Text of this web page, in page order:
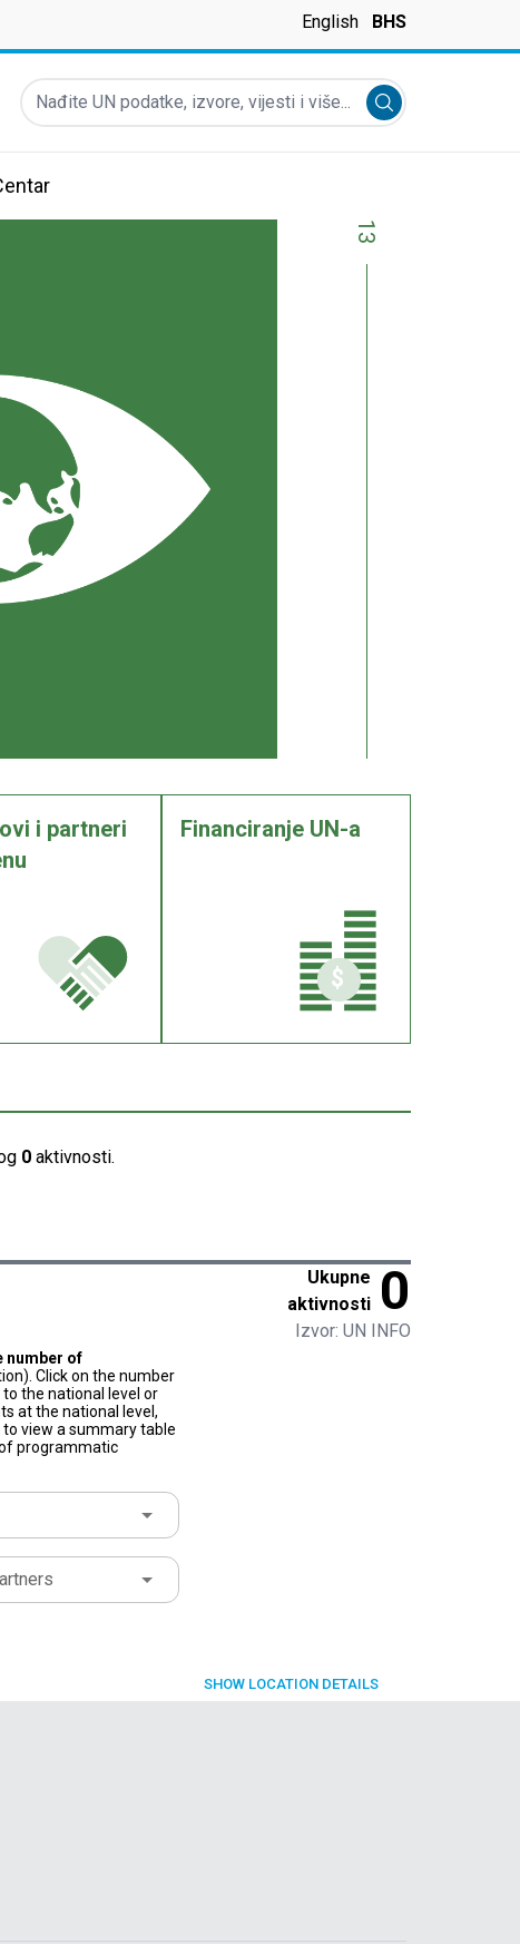
English BHS
Nađite UN podatke, izvore, vijesti i više...
Submit search
13
i partneri
Financiranje UN-a
0 aktivnosti.
Ukupne
aktivnosti 0
Izvor: UN INFO
number of
Click on the number
the national level or
at the national level,
view a summary table
programmatic
SHOW LOCATION DETAILS